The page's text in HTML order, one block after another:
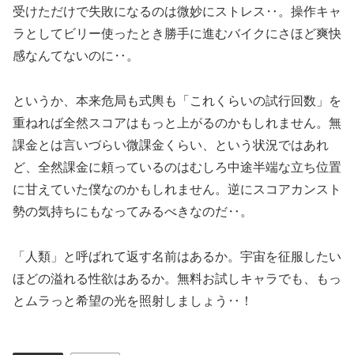
受けただけで失敗になるのは微妙にストレス‥。操作キャ
ラとしてビリー使ったとき勝手に進むバイクにさほど爽快
感なんてないのに‥。
というか、本来危局も式輿も「これくらいの試行回数」を
重ねれば全然スコアはもっと上がるのかもしれません。無
課金とは言いづらい微課金くらい、という状況ではあれ
ど、全然課金に頼っているのはむしろ中途半端な立ち位置
に甘えていた僕なのかもしれません。逆にスコアカンスト
勢の気持ちにもなってみるべきなのだ‥。
「人類」と呼ばれて返す名前はあるか。宇宙を征服したい
ほどの溢れる性欲はあるか。無料お試しキャラでも、もっ
とムラっと希望の光を照射しましょう‥！